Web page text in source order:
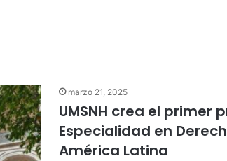
marzo 21, 2025
UMSNH crea el primer
Especialidad en
América Latina